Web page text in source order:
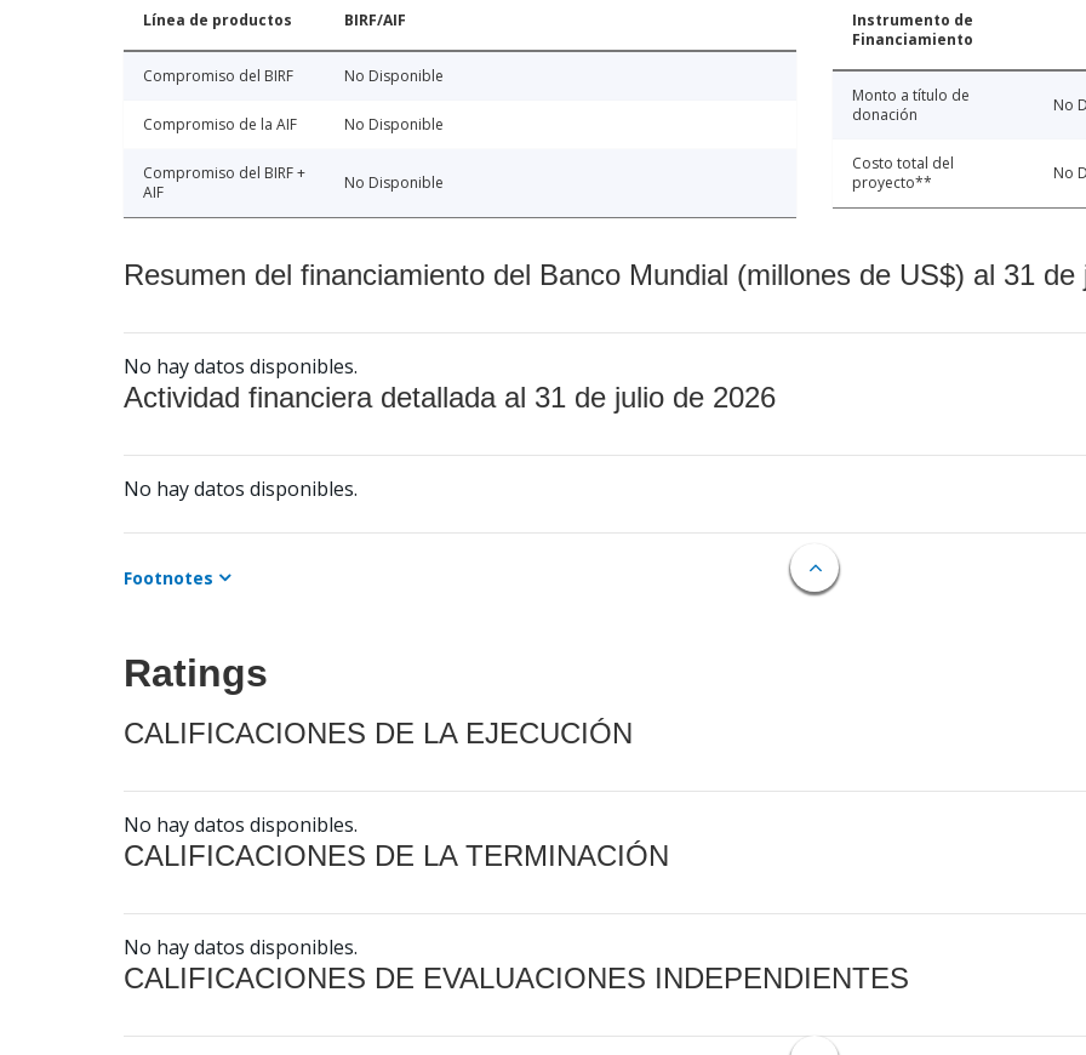
Línea de productos BIRF/AIF
Compromiso del BIRF No Disponible
Compromiso de la AIF No Disponible
Compromiso del BIRF +
AIF
No Disponible
Instrumento de
Financiamiento
Monto a título de
donación
No
Costo total del
proyecto**
No
Resumen del financiamiento del Banco Mundial (millones de US$) al 31 de
No hay datos disponibles.
Actividad financiera detallada al 31 de julio de 2026
No hay datos disponibles.
Footnotes
Ratings
CALIFICACIONES DE LA EJECUCIÓN
No hay datos disponibles.
CALIFICACIONES DE LA TERMINACIÓN
No hay datos disponibles.
CALIFICACIONES DE EVALUACIONES INDEPENDIENTES